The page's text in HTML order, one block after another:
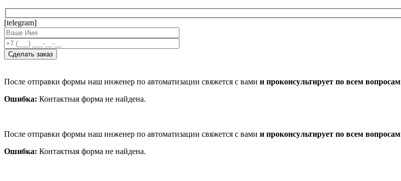
[telegram]
После отправки формы наш инженер по автоматизации свяжется с вами и проконсультирует по всем вопросам
Ошибка: Контактная форма не найдена.
После отправки формы наш инженер по автоматизации свяжется с вами и проконсультирует по всем вопросам
Ошибка: Контактная форма не найдена.